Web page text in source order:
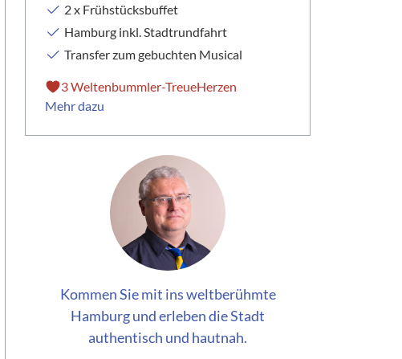
2 x Frühstücksbuffet
Hamburg inkl. Stadtrundfahrt
Transfer zum gebuchten Musical
3 Weltenbummler-TreueHerzen
Mehr dazu
Kommen Sie mit ins weltberühmte
Hamburg und erleben die Stadt
authentisch und hautnah.